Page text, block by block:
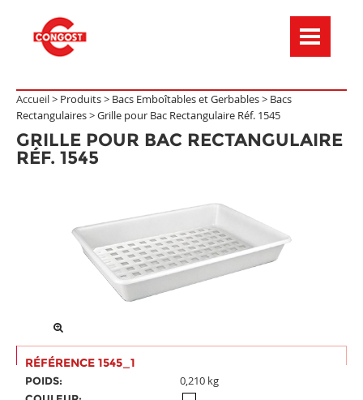
Accueil > Produits> Bacs Emboîtables et Gerbables> Bacs
Rectangulaires>Grille pour Bac Rectangulaire Réf. 1545
GRILLE POUR BAC RECTANGULAIRE
RÉF. 1545
RÉFÉRENCE 1545_1
POIDS: 0,210 kg